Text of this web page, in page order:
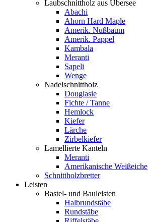
Laubschnittholz aus Übersee
Abachi
Ahorn Hard Maple
Amerik. Nußbaum
Amerik. Pappel
Kambala
Meranti
Sapeli
Wenge
Nadelschnittholz
Douglasie
Fichte / Tanne
Hemlock
Kiefer
Lärche
Zirbelkiefer
Lamellierte Kanteln
Meranti
Amerikanische Weißeiche
Schnittholzbretter
Leisten
Bastel- und Bauleisten
Halbrundstäbe
Rundstäbe